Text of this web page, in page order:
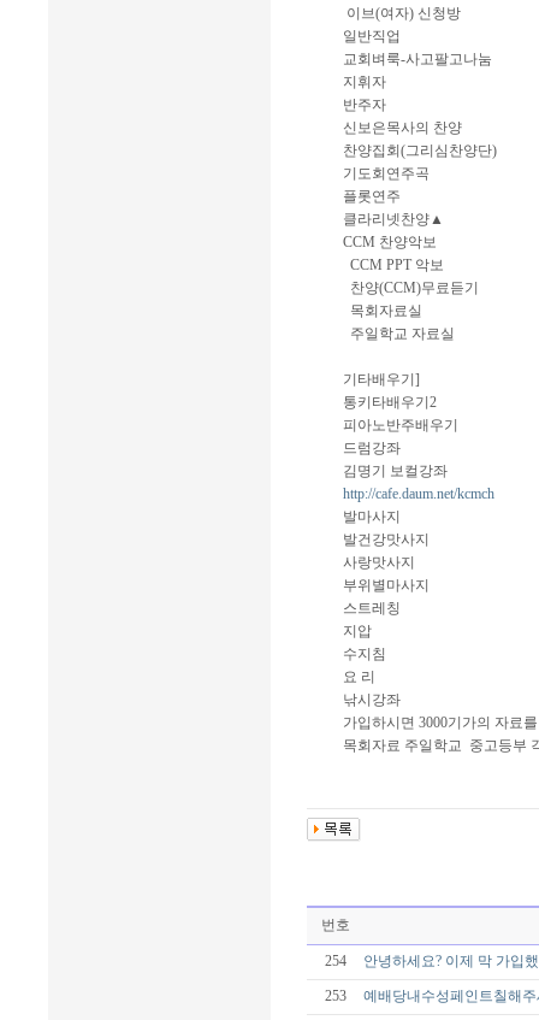
이브(여자) 신청방
일반직업
교회벼룩-사고팔고나눔
지휘자
반주자
신보은목사의 찬양
찬양집회(그리심찬양단)
기도회연주곡
플롯연주
클라리넷찬양▲
CCM 찬양악보
CCM PPT 악보
찬양(CCM)무료듣기
목회자료실
주일학교 자료실
기타배우기]
통키타배우기2
피아노반주배우기
드럼강좌
김명기 보컬강좌
http://cafe.daum.net/kcmch
발마사지
발건강맛사지
사랑맛사지
부위별마사지
스트레칭
지압
수지침
요 리
낚시강좌
가입하시면 3000기가의 자료
목회자료 주일학교 중고등부
번호
254 안녕하세요? 이제 막 가입
253 예배당내수성페인트칠해